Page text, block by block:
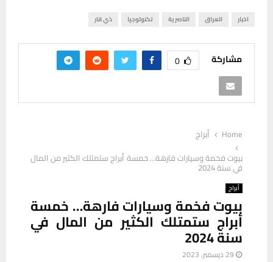
اخبار العراق الناصرية تكنولوجيا ذي قار
مشاركة 0
Home
أبراج
بيوت فخمة وسيارات فارهة… خمسة أبراج ستمتلك الكثير من المال
في سنة 2024
أبراج
بيوت فخمة وسيارات فارهة… خمسة
أبراج ستمتلك الكثير من المال في
سنة 2024
29 ديسمبر، 2023